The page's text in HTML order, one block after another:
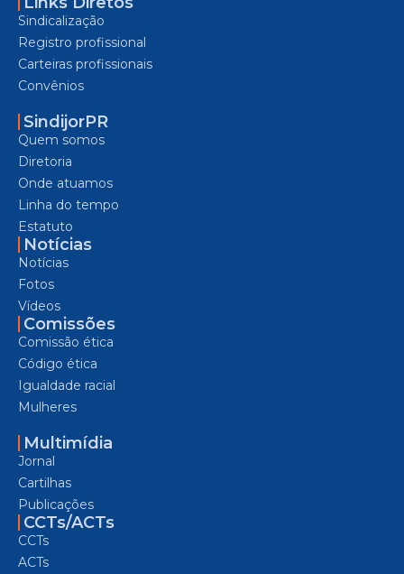
Sindicalização
Registro profissional
Carteiras profissionais
Convênios
SindijorPR
Quem somos
Diretoria
Onde atuamos
Linha do tempo
Estatuto
Notícias
Notícias
Fotos
Vídeos
Comissões
Comissão ética
Código ética
Igualdade racial
Mulheres
Multimídia
Jornal
Cartilhas
Publicações
CCTs/ACTs
CCTs
ACTs